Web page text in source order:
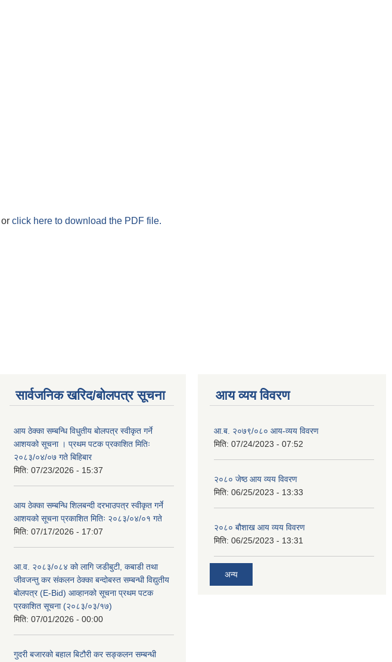
or click here to download the PDF file.
सार्वजनिक खरिद/बोलपत्र सूचना
आय ठेक्का सम्बन्धि विधुतीय बोलपत्र स्वीकृत गर्ने
आशयको सूचना । प्रथम पटक प्रकाशित मितिः
२०८३/०४/०७ गते बिहिबार
मिति: 07/23/2026 - 15:37
आय ठेक्का सम्बन्धि शिलबन्दी दरभाउपत्र स्वीकृत गर्ने
आशयको सूचना प्रकाशित मितिः २०८३/०४/०१ गते
मिति: 07/17/2026 - 17:07
आ.व. २०८३/०८४ को लागि जडीबुटी, कबाडी तथा
जीवजन्तु कर संकलन ठेक्का बन्दोबस्त सम्बन्धी विद्युतीय
बोलपत्र (E-Bid) आव्हानको सूचना प्रथम पटक
प्रकाशित सूचना (२०८३/०३/१७)
मिति: 07/01/2026 - 00:00
गुदरी बजारको बहाल बिटौरी कर सङ्कलन सम्बन्धी
आय व्यय विवरण
आ.ब. २०७९/०८० आय-व्यय विवरण
मिति: 07/24/2023 - 07:52
२०८० जेष्ठ आय व्यय विवरण
मिति: 06/25/2023 - 13:33
२०८० बौशाख आय व्यय विवरण
मिति: 06/25/2023 - 13:31
अन्य